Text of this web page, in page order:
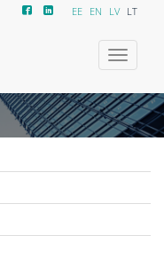
EE EN LV LT
Toggle